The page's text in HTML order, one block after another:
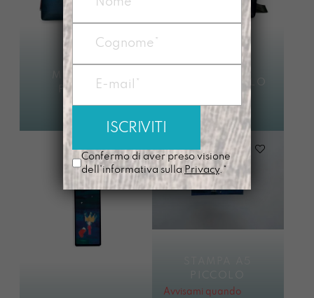
MANICONA
PICCOLO
€95,00
ZAINO PICCOLO
Avvisami quando
Confermo di aver preso visione
dell'informativa sulla Privacy.*